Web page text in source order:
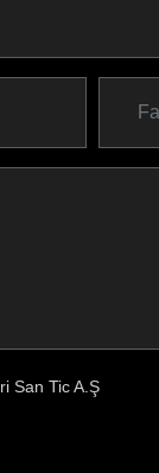
San Tic A.Ş